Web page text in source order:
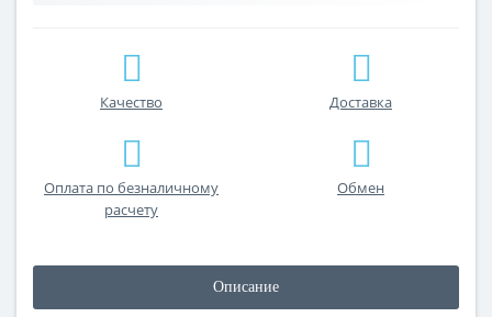
Качество Доставка
Оплата по безналичному
расчету
Обмен
Описание